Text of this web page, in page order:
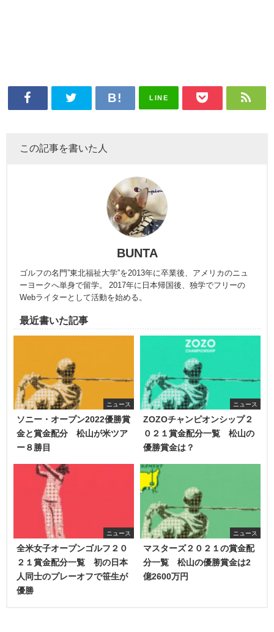
LINE
この記事を書いた人
BUNTA
ゴルフの名門”東北福祉大学”を2013年に卒業後、アメリカのニュ
ーヨークへ単身で留学。 2017年に日本帰国後、独学でフリーの
Webライターとして活動を始める。
最近書いた記事
ニュース
ソニー・オープン2022優勝賞
金と賞金配分 松山が米ツア
ー８勝目
ニュース
ZOZOチャンピオンシップ２
０２１賞金配分一覧 松山の
優勝賞金は？
ニュース
全米女子オープンゴルフ２０
２１賞金配分一覧 初の日本
人同士のプレーオフで笹生が
優勝
ニュース
マスターズ２０２１の賞金配
分一覧 松山の優勝賞金は2
億2600万円